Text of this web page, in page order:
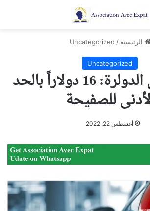
الرئيسية /
Uncategorized
Uncategorized
البنزين إلى الدولرة: 16 دولاراً بالحد
للصفيحة
أغسطس 22, 2022